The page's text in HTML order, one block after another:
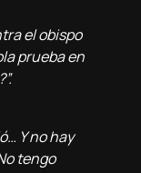
el obispo
prueba en
Y no hay
tengo